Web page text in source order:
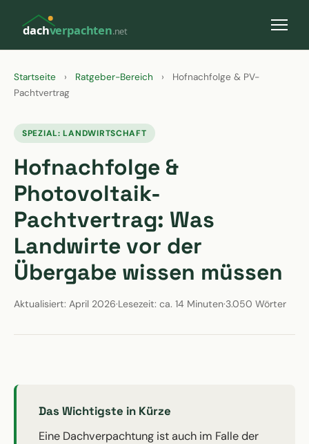
dachverpachten.net
Startseite › Ratgeber-Bereich ›
Hofnachfolge & PV-
Pachtvertrag
SPEZIAL: LANDWIRTSCHAFT
Hofnachfolge &
Photovoltaik-
Pachtvertrag: Was
Landwirte vor der
Übergabe wissen müssen
Aktualisiert: April 2026·Lesezeit: ca. 14 Minuten·3.050 Wörter
Das Wichtigste in Kürze
Eine Dachverpachtung ist auch im Falle der